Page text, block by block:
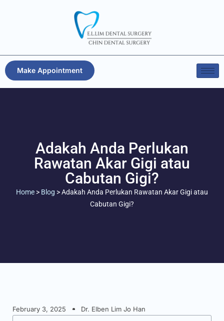
Make Appointment
Adakah Anda Perlukan
Rawatan Akar Gigi atau
Cabutan Gigi?
Home > Blog >Adakah Anda Perlukan Rawatan Akar Gigi atau
Cabutan Gigi?
February 3, 2025 Dr. Elben Lim Jo Han